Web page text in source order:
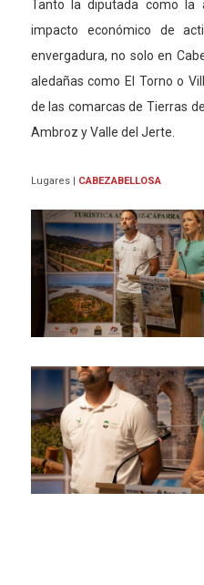
Tanto la diputada como la
impacto económico de
envergadura, no solo en
aledañas como El Torno o
de las comarcas de Tierras
Ambroz y Valle del Jerte.
Lugares CABEZABELLOSA